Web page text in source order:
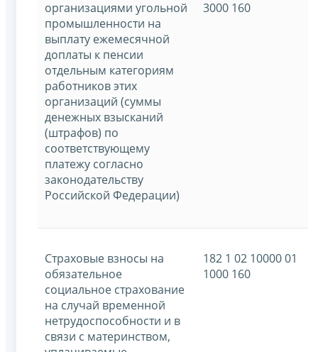
организациями угольной
промышленности на
выплату ежемесячной
доплаты к пенсии
отдельным категориям
работников этих
организаций (суммы
денежных взысканий
(штрафов) по
соответствующему
платежу согласно
законодательству
Российской Федерации)
3000 160
Страховые взносы на
обязательное
социальное страхование
на случай временной
нетрудоспособности и в
связи с материнством,
182 1 02 10000 01
1000 160